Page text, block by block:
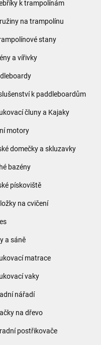
k trampolínám
na trampolínu
stany
a vířivky
k paddleboardům
čluny a Kajaky
motory
domečky a skluzavky
bazény
pískoviště
na cvičení
a sáně
matrace
vaky
nářadí
na dřevo
postřikovače